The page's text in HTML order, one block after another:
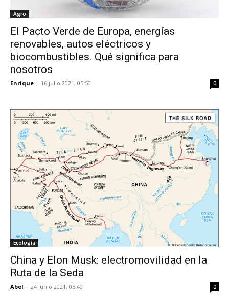
Agro
El Pacto Verde de Europa, energías
renovables, autos eléctricos y
biocombustibles. Qué significa para
nosotros
Enrique - 16 julio 2021, 05:50 0
Ecología
China y Elon Musk: electromovilidad en la
Ruta de la Seda
Abel - 24 junio 2021, 05:40 0